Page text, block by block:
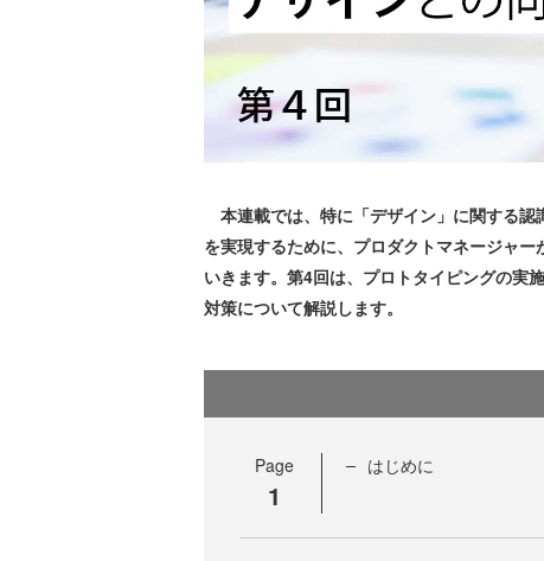
本連載では、特に「デザイン」に関する
を実現するために、プロダクトマネージャ
いきます。第4回は、プロトタイピングの実
対策について解説します。
Page
1
はじめに